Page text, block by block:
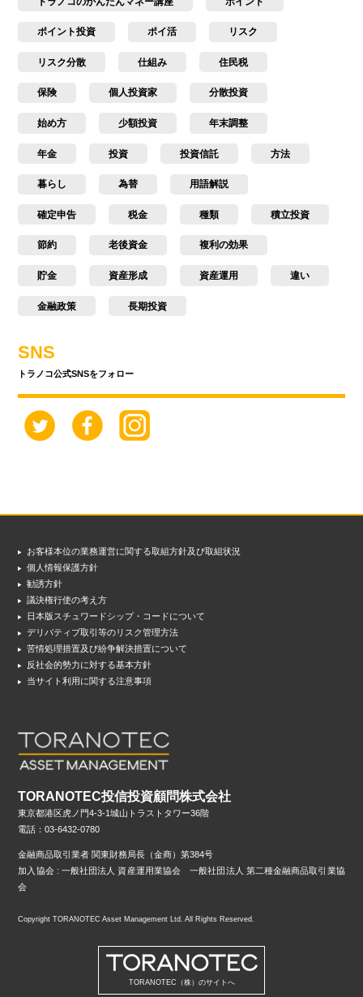
ポイント投資 ポイ活 リスク
リスク分散 仕組み 住民税
保険 個人投資家 分散投資
始め方 少額投資 年末調整
年金 投資 投資信託 方法
暮らし 為替 用語解説
確定申告 税金 種類 積立投資
節約 老後資金 複利の効果
貯金 資産形成 資産運用 違い
金融政策 長期投資
SNS
トラノコ公式SNSをフォロー
お客様本位の業務運営に関する取組方針及び取組状況
個人情報保護方針
勧誘方針
議決権行使の考え方
日本版スチュワードシップ・コードについて
デリバティブ取引等のリスク管理方法
苦情処理措置及び紛争解決措置について
反社会的勢力に対する基本方針
当サイト利用に関する注意事項
TORANOTEC投信投資顧問株式会社
東京都港区虎ノ門4-3-1城山トラストタワー36階
電話：03-6432-0780
金融商品取引業者 関東財務局長（金商）第384号
加入協会 : 一般社団法人 資産運用業協会 一般社団法人 第二種金融商品取引業協
会
Copyright TORANOTEC Asset Management Ltd. All Rights Reserved.
TORANOTEC（株）のサイトへ